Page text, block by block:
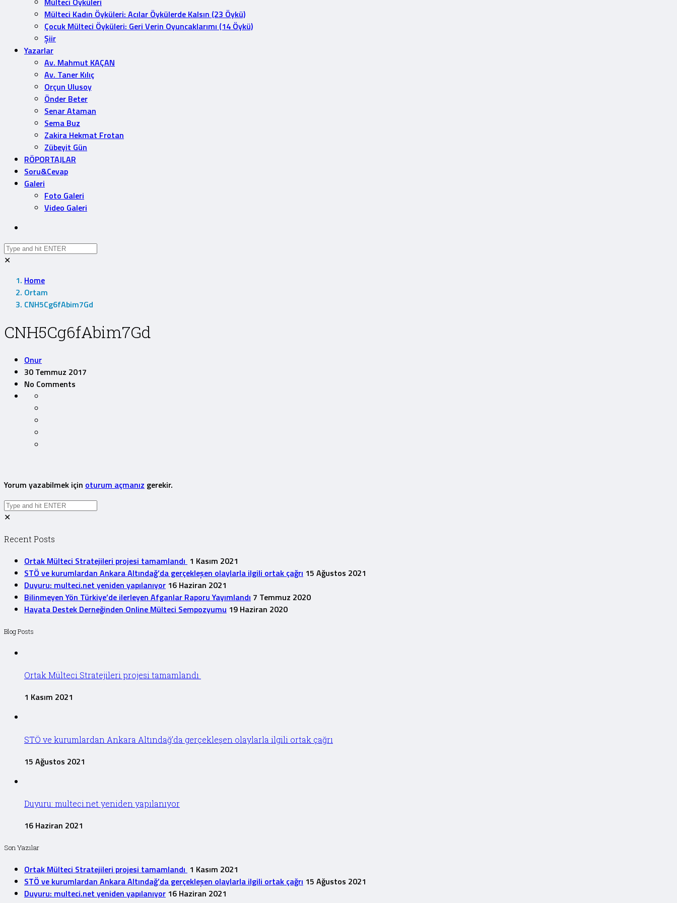
Mülteci Kadın Öyküleri: Acılar Öykülerde Kalsın (23 Öykü)
Çocuk Mülteci Öyküleri: Geri Verin Oyuncaklarımı (14 Öykü)
Şiir
Yazarlar
Av. Mahmut KAÇAN
Av. Taner Kılıç
Orçun Ulusoy
Önder Beter
Senar Ataman
Sema Buz
Zakira Hekmat Frotan
Zübeyit Gün
RÖPORTAJLAR
Soru&Cevap
Galeri
Foto Galeri
Video Galeri
✕
Home
Ortam
CNH5Cg6fAbim7Gd
CNH5Cg6fAbim7Gd
Onur
30 Temmuz 2017
No Comments
Yorum yazabilmek için oturum açmanız gerekir.
✕
Recent Posts
Ortak Mülteci Stratejileri projesi tamamlandı 1 Kasım 2021
STÖ ve kurumlardan Ankara Altındağ’da gerçekleşen olaylarla ilgili ortak çağrı 15 Ağustos 2021
Duyuru: multeci.net yeniden yapılanıyor 16 Haziran 2021
Bilinmeyen Yön Türkiye’de ilerleyen Afganlar Raporu Yayımlandı 7 Temmuz 2020
Hayata Destek Derneğinden Online Mülteci Sempozyumu 19 Haziran 2020
Blog Posts
Ortak Mülteci Stratejileri projesi tamamlandı
1 Kasım 2021
STÖ ve kurumlardan Ankara Altındağ’da gerçekleşen olaylarla ilgili ortak çağrı
15 Ağustos 2021
Duyuru: multeci.net yeniden yapılanıyor
16 Haziran 2021
Son Yazılar
Ortak Mülteci Stratejileri projesi tamamlandı 1 Kasım 2021
STÖ ve kurumlardan Ankara Altındağ’da gerçekleşen olaylarla ilgili ortak çağrı 15 Ağustos 2021
Duyuru: multeci.net yeniden yapılanıyor 16 Haziran 2021